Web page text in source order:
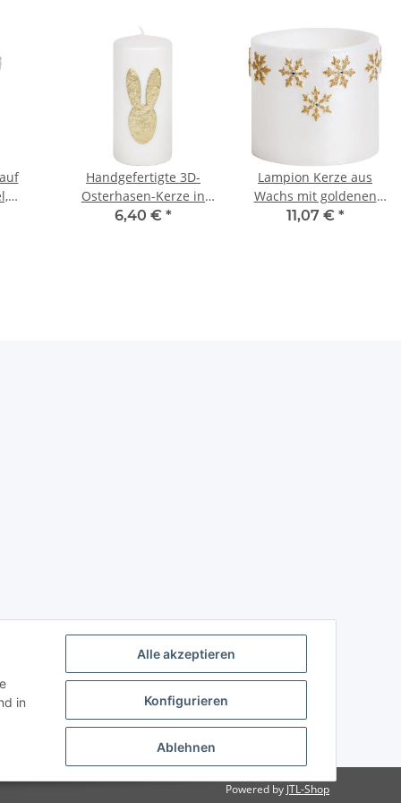
Alle akzeptieren
Konfigurieren
Ablehnen
in
aus
Handgefertigte 3D-
Osterhasen-Kerze in
Weiß
6,40 € *
Lampion Kerze aus
Wachs mit goldenen
Schneeflocken
11,07 € *
Powered by JTL-Shop